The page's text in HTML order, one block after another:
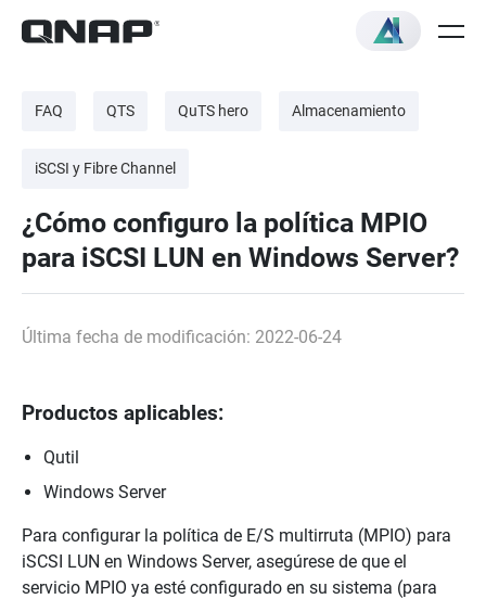
FAQ QTS QuTS hero Almacenamiento
iSCSI y Fibre Channel
¿Cómo configuro la política MPIO
para iSCSI LUN en Windows Server?
Última fecha de modificación: 2022-06-24
Productos aplicables:
Qutil
Windows Server
Para configurar la política de E/S multirruta (MPIO) para
iSCSI LUN en Windows Server, asegúrese de que el
servicio MPIO ya esté configurado en su sistema (para